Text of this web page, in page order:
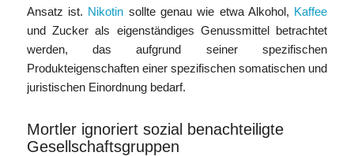
Ansatz ist. Nikotin sollte genau wie etwa Alkohol, Kaffee
und Zucker als eigenständiges Genussmittel betrachtet
werden, das aufgrund seiner spezifischen
Produkteigenschaften einer spezifischen somatischen und
juristischen Einordnung bedarf.
Mortler ignoriert sozial benachteiligte
Gesellschaftsgruppen